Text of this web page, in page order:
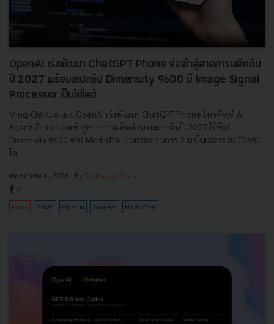
OpenAI เร่งพัฒนา ChatGPT Phone จ่อเข้าสู่สายการผลิตต้น
ปี 2027 พร้อมสเปกชิป Dimensity 9600 มี Image Signal
Processor เป็นไฮไลต์
Ming-Chi Kuo เผย OpenAI เร่งพัฒนา ChatGPT Phone โทรศัพท์ AI
Agent ตัวแรก จ่อเข้าสู่สายการผลิตจำนวนมากต้นปี 2027 ใช้ชิป
Dimensity 9600 ของ MediaTek บนกระบวนการ 2 นาโนเมตรของ TSMC
โด...
พฤษภาคม 6, 2026 | By Techsauce Team
0
News TSMC OpenAI Jony Ive MediaTek